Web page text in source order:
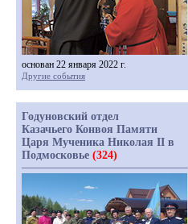
основан 22 января 2022 г.
Другие события
Годуновский отдел
Казачьего Конвоя Памяти
Царя Мученика Николая II в
Подмосковье (324)